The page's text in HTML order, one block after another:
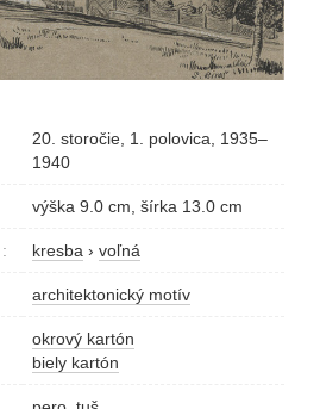
20. storočie, 1. polovica, 1935–
1940
výška 9.0 cm, šírka 13.0 cm
kresba › voľná
architektonický motív
okrový kartón
biely kartón